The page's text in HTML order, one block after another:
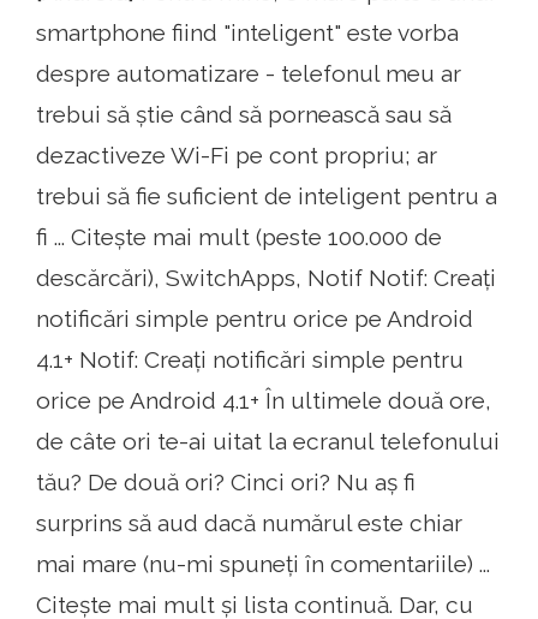
smartphone fiind "inteligent" este vorba
despre automatizare - telefonul meu ar
trebui să știe când să pornească sau să
dezactiveze Wi-Fi pe cont propriu; ar
trebui să fie suficient de inteligent pentru a
fi ... Citește mai mult (peste 100.000 de
descărcări), SwitchApps, Notif Notif: Creați
notificări simple pentru orice pe Android
4.1+ Notif: Creați notificări simple pentru
orice pe Android 4.1+ În ultimele două ore,
de câte ori te-ai uitat la ecranul telefonului
tău? De două ori? Cinci ori? Nu aș fi
surprins să aud dacă numărul este chiar
mai mare (nu-mi spuneți în comentariile) ...
Citește mai mult și lista continuă. Dar, cu